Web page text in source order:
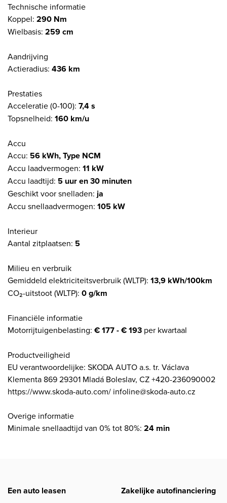
Technische informatie
Koppel: 290 Nm
Wielbasis: 259 cm
Aandrijving
Actieradius: 436 km
Prestaties
Acceleratie (0-100): 7,4 s
Topsnelheid: 160 km/u
Accu
Accu: 56 kWh, Type NCM
Accu laadvermogen: 11 kW
Accu laadtijd: 5 uur en 30 minuten
Geschikt voor snelladen: ja
Accu snellaadvermogen: 105 kW
Interieur
Aantal zitplaatsen: 5
Milieu en verbruik
Gemiddeld elektriciteitsverbruik (WLTP): 13,9 kWh/100km
CO₂-uitstoot (WLTP): 0 g/km
Financiële informatie
Motorrijtuigenbelasting: € 177 - € 193 per kwartaal
Productveiligheid
EU verantwoordelijke: SKODA AUTO a.s. tr. Václava
Klementa 869 29301 Mladá Boleslav, CZ +420-236090002
https://www.skoda-auto.com/ infoline@skoda-auto.cz
Overige informatie
Minimale snellaadtijd van 0% tot 80%: 24 min
Een auto leasen Zakelijke autofinanciering